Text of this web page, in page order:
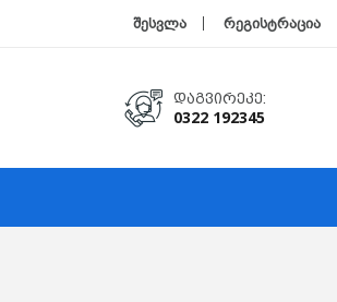
შესვლა რეგისტრაცია
Დაგვირეკე:
0322 192345